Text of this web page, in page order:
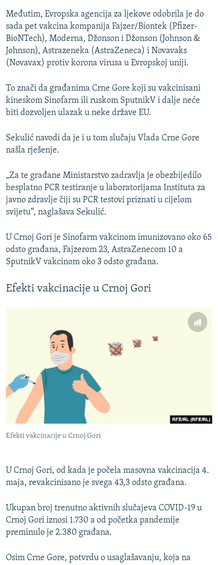
Međutim, Evropska agencija za ljekove odobrila je do
sada pet vakcina kompanija Fajzer/Biontek (Pfizer-
BioNTech), Moderna, Džonson i Džonson (Johnson &
Johnson), Astrazeneka (AstraZeneca) i Novavaks
(Novavax) protiv korona virusa u Evropskoj uniji.
To znači da građanima Crne Gore koji su vakcinisani
kineskom Sinofarm ili ruskom SputnikV i dalje neće
biti dozvoljen ulazak u neke države EU.
Sekulić navodi da je i u tom slučaju Vlada Crne Gore
našla rješenje.
„Za te građane Ministarstvo zadravlja je obezbijedilo
besplatno PCR testiranje u laboratorijama Instituta za
javno zdravlje čiji su PCR testovi priznati u cijelom
svijetu“, naglašava Sekulić.
U Crnoj Gori je Sinofarm vakcinom imunizovano oko 65
odsto građana, Fajzerom 23, AstraZenecom 10 a
SputnikV vakcinom oko 3 odsto građana.
Efekti vakcinacije u Crnoj Gori
Efekti vakcinacije u Crnoj Gori
U Crnoj Gori, od kada je počela masovna vakcinacija 4.
maja, revakcinisano je svega 43,3 odsto građana.
Ukupan broj trenutno aktivnih slučajeva COVID-19 u
Crnoj Gori iznosi 1.730 a od početka pandemije
preminulo je 2.380 građana.
Osim Crne Gore, potvrdu o usaglašavanju, koja na